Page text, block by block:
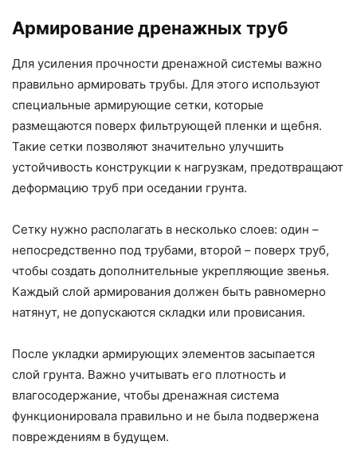
Армирование дренажных труб
Для усиления прочности дренажной системы важно
правильно армировать трубы. Для этого используют
специальные армирующие сетки, которые
размещаются поверх фильтрующей пленки и щебня.
Такие сетки позволяют значительно улучшить
устойчивость конструкции к нагрузкам, предотвращают
деформацию труб при оседании грунта.
Сетку нужно располагать в несколько слоев: один –
непосредственно под трубами, второй – поверх труб,
чтобы создать дополнительные укрепляющие звенья.
Каждый слой армирования должен быть равномерно
натянут, не допускаются складки или провисания.
После укладки армирующих элементов засыпается
слой грунта. Важно учитывать его плотность и
влагосодержание, чтобы дренажная система
функционировала правильно и не была подвержена
повреждениям в будущем.